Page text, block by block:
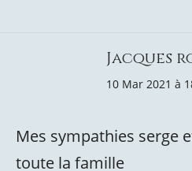
Jacques
10 Mar 2021 à
Mes sympathies serge
toute la famille